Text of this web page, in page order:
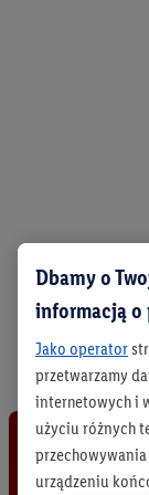
Dbamy o
informacją o
Jako operator
przetwarzamy
internetowych i
użyciu różnych
urządzeniu